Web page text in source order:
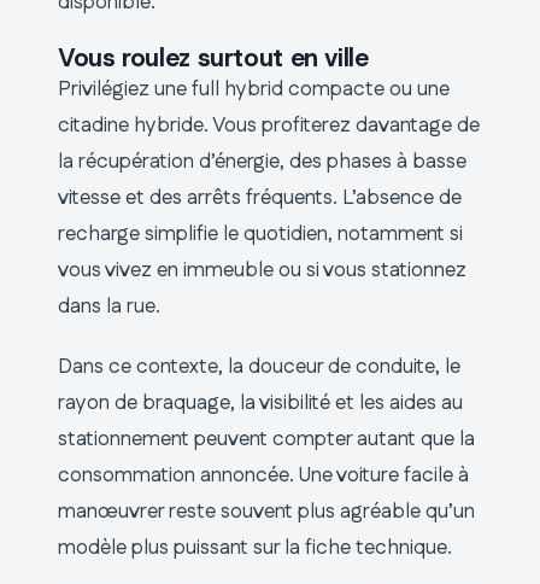
Vous roulez surtout en ville
Privilégiez une full hybrid compacte ou une
citadine hybride. Vous profiterez davantage de
la récupération d’énergie, des phases à basse
vitesse et des arrêts fréquents. L’absence de
recharge simplifie le quotidien, notamment si
vous vivez en immeuble ou si vous stationnez
dans la rue.
Dans ce contexte, la douceur de conduite, le
rayon de braquage, la visibilité et les aides au
stationnement peuvent compter autant que la
consommation annoncée. Une voiture facile à
manœuvrer reste souvent plus agréable qu’un
modèle plus puissant sur la fiche technique.